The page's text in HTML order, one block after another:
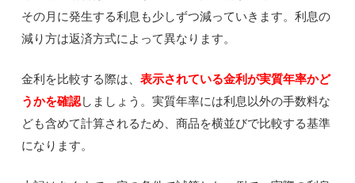
その月に発生する利息も少しずつ減っていきます。利息の
減り方は返済方式によって異なります。
金利を比較する際は、表示されている金利が実質年率かど
うかを確認しましょう。実質年率には利息以外の手数料な
ども含めて計算されるため、商品を横並びで比較する基準
になります。